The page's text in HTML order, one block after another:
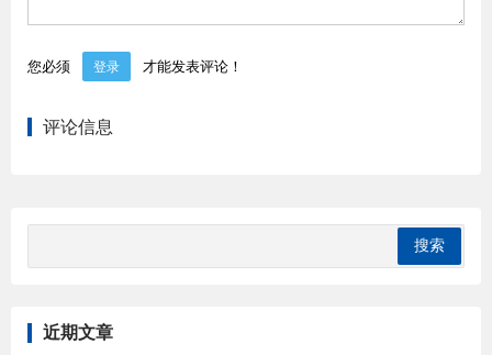
您必须 登录 才能发表评论！
评论信息
近期文章